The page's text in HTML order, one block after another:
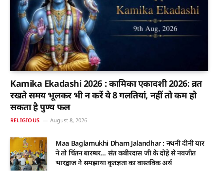
Kamika Ekadashi 2026 : कामिका एकादशी 2026: व्रत
रखते समय भूलकर भी न करें ये 8 गलतियां, नहीं तो कम हो
सकता है पुण्य फल
RELIGIOUS August 8, 2026
Maa Baglamukhi Dham Jalandhar : नथनी दीनी यार
ने तो चिंतन बारम्बर… संत कबीरदास जी के दोहे से नवजीत
भारद्वाज ने समझाया कृतज्ञता का वास्तविक अर्थ